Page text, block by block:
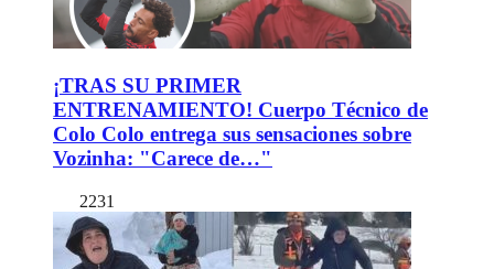
¡TRAS SU PRIMER
ENTRENAMIENTO! Cuerpo Técnico de
Colo Colo entrega sus sensaciones sobre
Vozinha: "Carece de…"
2231